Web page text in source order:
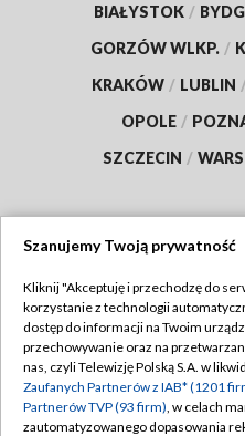
BIAŁYSTOK /
GORZÓW WLKP. /
KRAKÓW / LUBLIN
OPOLE /
SZCZECIN /
Abonament TVP
Emisja w TVP
Centrum informacji TVP
Polityka
Szanujemy Twoją prywatność
Kliknij "Akceptuję i przechodzę do
korzystanie z technologii
dostęp do informacji na Twoim
przechowywanie oraz na
nas, czyli Telewizję Polską S.A. w
Zaufanych Partnerów z IAB* (1201
Partnerów TVP (93 firm), w celach
zautomatyzowanego dopasowania